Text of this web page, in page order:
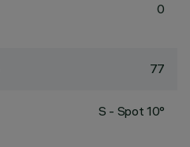
0
77
S - Spot 10°